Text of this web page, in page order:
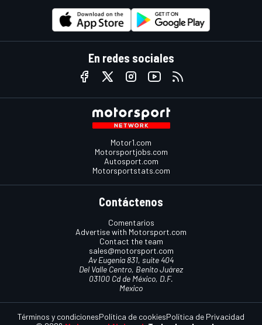
En redes sociales
Motor1.com
Motorsportjobs.com
Autosport.com
Motorsportstats.com
Contáctenos
Comentarios
Advertise with Motorsport.com
Contact the team
sales@motorsport.com
Av Eugenia 831, suite 404
Del Valle Centro, Benito Juárez
03100 Cd de México, D.F.
Mexico
Términos y condicionesPolítica de cookiesPolítica de Privacidad